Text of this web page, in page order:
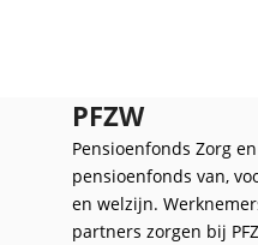
PFZW
Pensioenfonds Zorg
pensioenfonds van,
en welzijn.
partners zorgen bij